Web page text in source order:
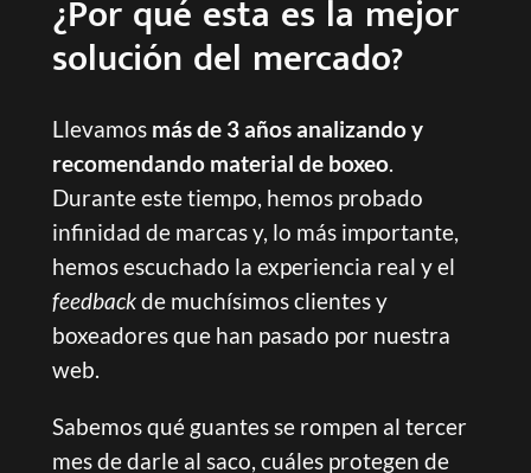
¿Por qué esta es la mejor
solución del mercado?
Llevamos más de 3 años analizando y
recomendando material de boxeo.
Durante este tiempo, hemos probado
infinidad de marcas y, lo más importante,
hemos escuchado la experiencia real y el
feedbackde muchísimos clientes y
boxeadores que han pasado por nuestra
web.
Sabemos qué guantes se rompen al tercer
mes de darle al saco, cuáles protegen de